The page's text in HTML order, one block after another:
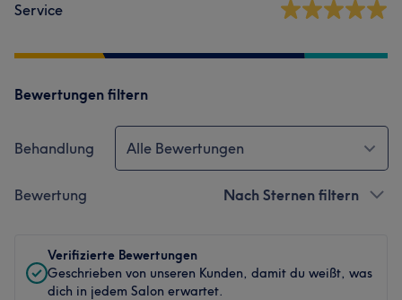
Service
Bewertungen filtern
Behandlung Alle Bewertungen
Bewertung Nach Sternen filtern
Verifizierte Bewertungen
Geschrieben von unseren Kunden, damit du weißt, was
dich in jedem Salon erwartet.